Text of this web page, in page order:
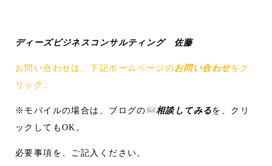
ディーズビジネスコンサルティング 佐藤
お問い合わせは、下記ホームページのお問い合わせをク
リック。
※モバイルの場合は、ブログの 相談してみるを、クリ
ックしてもOK。
必要事項を、ご記入ください。